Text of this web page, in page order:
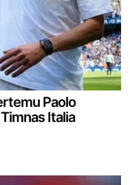
Paolo
Italia